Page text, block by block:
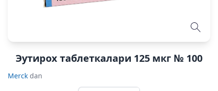
Эутирох таблеткалари 125 мкг № 100
Merck dan